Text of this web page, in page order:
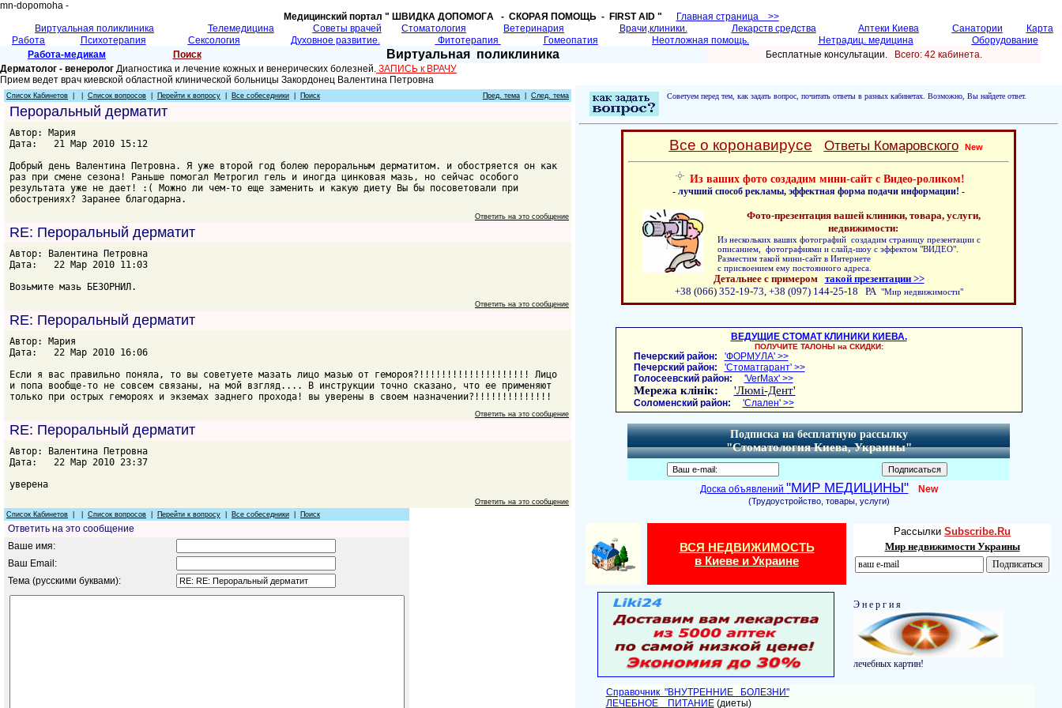
mn-dopomoha -
Медицинский портал " ШВИДКА ДОПОМОГA - СКОРАЯ ПОМОЩЬ - FIRST AID "
Главная страница >>
Виртуальная поликлиника
Телемедицина Советы врачей Cтоматология Ветеринария Врачи,клиники. Лекарств средства Аптеки Киева Санатории
Карта
Работа
Психотерапия Сексология Духовное развитие. Фитотерапия Гомеопатия Неотложная помощь. Нетрадиц. медицина
Оборудование
Работа-медикам
Поиск Виртуальная поликлиника Бесплатные консультации.
Всего: 42 кабинетa.
Дерматолог - венеролог Диагностика и лечение кожных и венерических болезней. ЗАПИСЬ к ВРАЧУ
Прием ведет врач киевской областной клинической больницы Закордонец Валентина Петровна
Список Кабинетов Список вопросов Перейти к вопросу Все собеседники Поиск Пред. тема След. тема
Пероральный дерматит
Автор: Мария
Дата: 21 Мар 2010 15:12
Добрый день Валентина Петровна. Я уже второй год болею пероральным дерматитом. и обостряется он как
раз при смене сезона! Раньше помогал Метрогил гель и иногда цинковая мазь, но сейчас особого
результата уже не дает! :( Можно ли чем-то еще заменить и какую диету Вы бы посоветовали при
обострениях? Заранее благодарна.
Ответить на это сообщение
RE: Пероральный дерматит
Автор: Валентина Петровна
Дата: 22 Мар 2010 11:03
Возьмите мазь БЕЗОРНИЛ.
Ответить на это сообщение
RE: Пероральный дерматит
Автор: Мария
Дата: 22 Мар 2010 16:06
Если я вас правильно поняла, то вы советуете мазать лицо мазью от гемороя?!!!!!!!!!!!!!!!!!!!! Лицо
и попа вообще-то не совсем связаны, на мой взгляд.... В инструкции точно сказано, что ее применяют
только при острых гемороях и экземах заднего прохода! вы уверены в своем назначении?!!!!!!!!!!!!!!
Ответить на это сообщение
RE: Пероральный дерматит
Автор: Валентина Петровна
Дата: 22 Мар 2010 23:37
уверена
Ответить на это сообщение
Список Кабинетов
Список вопросов Перейти к вопросу Все собеседники Поиск
Ответить на это сообщение
Ваше имя:
Ваш Email:
Тема (русскими буквами):
Советуем перед тем, как задать вопрос, почитать ответы в разных кабинетах. Возможно, Вы найдете ответ.
Все о коронавирусе Ответы Комаровского New
Из ваших фото создадим мини-сайт с Видео-роликом!
- лучший способ рекламы, эффектная форма подачи информации! -
Фото-презентация вашей клиники, товара, услуги,
недвижимости:
Из нескольких ваших фотографий создадим страницу презентации с
описанием, фотографиями и слайд-шоу с эффектом "ВИДЕО".
Разместим такой мини-сайт в Интернете
с присвоением ему постоянного адреса.
Детальнее с примером такой презентации >>
+38 (066) 352-19-73, +38 (097) 144-25-18 РА "Мир недвижимости"
ВЕДУЩИЕ СТОМАТ КЛИНИКИ КИЕВА.
ПОЛУЧИТЕ ТАЛОНЫ на СКИДКИ:
Печерский район:
'ФОРМУЛА' >>
Печерский район:
'Стоматгарант' >>
Голосеевский район:
'VerMax' >>
Мережа клінік: 'Люмі-Дент'
Соломенский район: 'Слален' >>
Подписка на бесплатную рассылку
"Стоматология Киева, Украины"
Доска объявлений "МИР МЕДИЦИНЫ" New
(Трудоустройство, товары, услуги)
ВСЯ НЕДВИЖИМОСТЬ
в Киеве и Украине
Рассылки Subscribe.Ru
Мир недвижимости Украины
Э н е р г и я
лечебных картин!
Справочник "ВНУТРЕННИЕ БОЛЕЗНИ"
ЛЕЧЕБНОЕ ПИТАНИЕ(диеты)